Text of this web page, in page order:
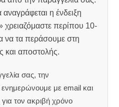
η ένδειξη
χρειαζόμαστε περίπου 10-
να τα περάσουμε στη
και αποστολής.
σας, την
με email και
τον ακριβή χρόνο